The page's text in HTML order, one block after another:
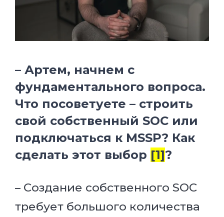
– Артем, начнем с
фундаментального вопроса.
Что посоветуете – строить
свой собственный SOC или
подключаться к MSSP? Как
сделать этот выбор [1]?
– Создание собственного SOC
требует большого количества